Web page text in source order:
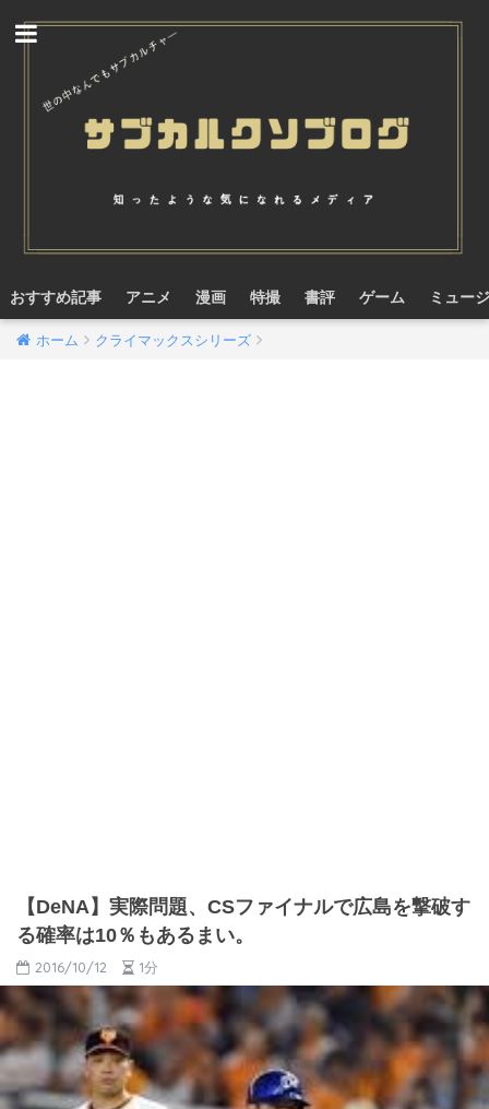
おすすめ記事 アニメ 漫画 特撮 書評 ゲーム ミュー
ホーム クライマックスシリーズ
【DeNA】実際問題、CSファイナルで広島を撃破す
る確率は10％もあるまい。
2016/10/12 1分